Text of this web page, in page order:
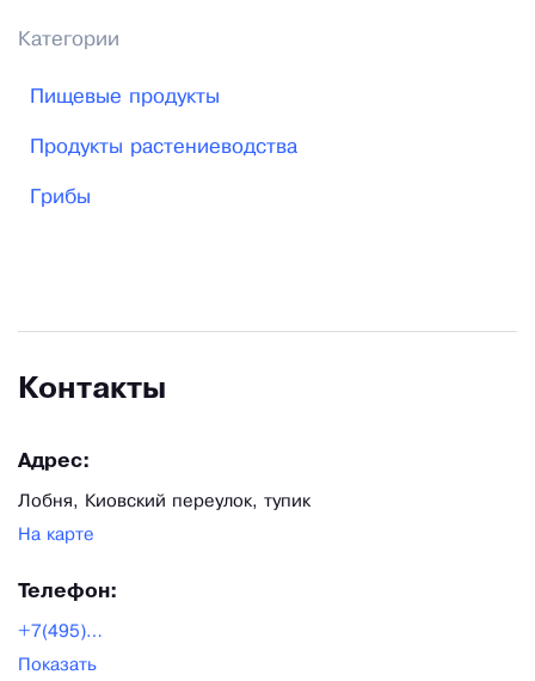
Категории
Пищевые продукты
Продукты растениеводства
Грибы
Контакты
Адрес:
Лобня, Киовский переулок, тупик
На карте
Телефон:
+7(495)7446934
Показать